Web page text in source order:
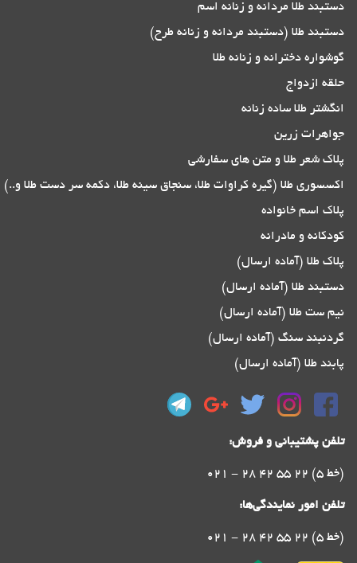
دستبند طلا مردانه و زنانه اسم
دستبند طلا (دستبند مردانه و زنانه طرح)
گوشواره دخترانه و زنانه طلا
حلقه ازدواج
انگشتر طلا ساده زنانه
جواهرات زرین
پلاک شعر طلا و متن های سفارشی
اکسسوری طلا (گیره کراوات طلا، سنجاق سینه طلا، دکمه سر دست طلا و..)
پلاک اسم خانواده
کودکانه و مادرانه
پلاک طلا (آماده ارسال)
دستبند طلا (آماده ارسال)
نیم ست طلا (آماده ارسال)
گردنبند سنگ (آماده ارسال)
پابند طلا (آماده ارسال)
تلفن پشتیبانی و فروش:
021 - 28 42 55 22 (5 خط)
تلفن امور نمایندگی‌ها:
021 - 28 42 55 22 (5 خط)